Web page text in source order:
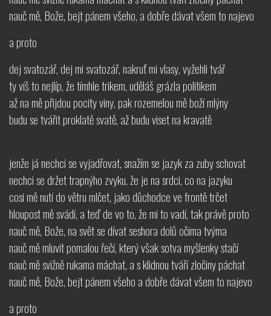
nauč mě, Bože, bejt pánem všeho, a dobře dávat všem to najevo
a proto
dej svatozář, dej mi svatozář, nakruť mi vlasy, vyžehli tvář
ty víš to nejlíp, že tímhle trikem, uděláš grázla politikem
až na mě přijdou pocity viny, pak rozemelou mě boží mlýny
budu se tvářit proklatě svatě, až budu viset na kravatě
jenže já nechci se vyjadřovat, snažím se jazyk za zuby schovat
nechci se držet trapnýho zvyku, že je na srdci, co na jazyku
cosi mě nutí do větru mlčet, jako důchodce ve frontě trčet
hloupost mě svádí, a teď de vo to, že mi to vadí, tak právě proto
nauč mě, Bože, na svět se dívat seshora dolů očima tvýma
nauč mě mluvit pomalou řečí, který však sotva myšlenky stačí
nauč mě svižně rukama máchat, a s klidnou tváří zločiny páchat
nauč mě, Bože, bejt pánem všeho a dobře dávat všem to najevo
a proto